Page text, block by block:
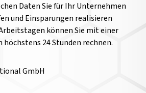
Daten Sie für Ihr Unternehmen
und Einsparungen realisieren
können Sie mit einer
24 Stunden rechnen.
GmbH